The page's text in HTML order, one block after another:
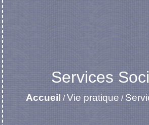
Services
Accueil /Vie pratique /